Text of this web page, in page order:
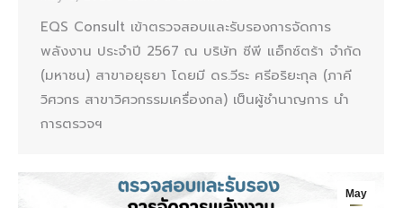
EQS Consult เข้าตรวจสอบและรับรองการจัดการ
พลังงาน ประจำปี 2567 ณ บริษัท ซีพี แอ็กซ์ตร้า จำกัด
(มหาชน) สาขาอยุธยา โดยมี ดร.วีระ ศรีอริยะกุล (ภาคี
วิศวกร สาขาวิศวกรรมเครื่องกล) เป็นผู้ชำนาญการ นำ
การตรวจฯ
May